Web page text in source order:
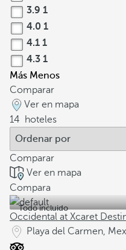
3.9 1
4.0 1
4.1 1
4.3 1
Más Menos
Comparar
Ver en mapa
14
hoteles
Comparar
Ver en mapa
Compara
Todo incluido
Occidental at Xcaret
Playa del Carmen,